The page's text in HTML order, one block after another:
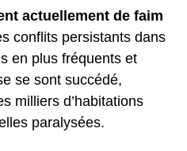
actuellement de faim
conflits persistants dans
en plus fréquents et
se sont succédé,
milliers d’habitations
paralysées.